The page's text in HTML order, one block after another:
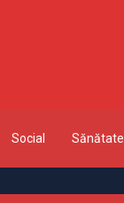
Social Sănătate